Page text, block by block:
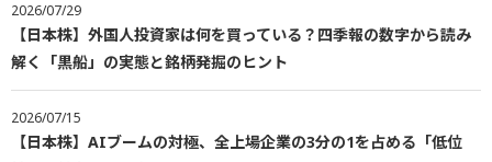
2026/07/29
【日本株】外国人投資家は何を買っている？四季報の数字から読み
解く「黒船」の実態と銘柄発掘のヒント
2026/07/15
【日本株】AIブームの対極、全上場企業の3分の1を占める「低位